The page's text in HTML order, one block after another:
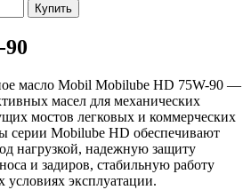
Купить
масло Mobil Mobilube HD 75W-90 —
масел для механических
мостов легковых и коммерческих
серии Mobilube HD обеспечивают
нагрузкой, надежную защиту
и задиров, стабильную работу
эксплуатации.